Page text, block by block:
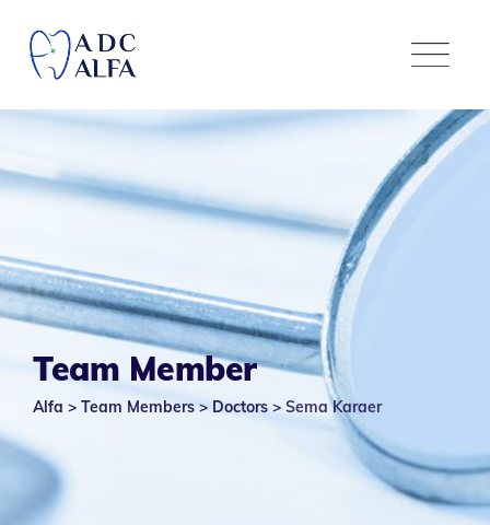
Team Member
Alfa > Team Members > Doctors > Sema Karaer